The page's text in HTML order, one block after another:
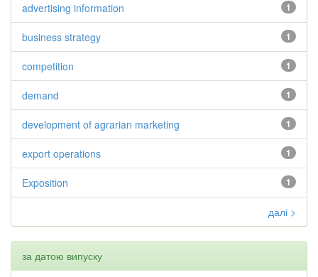
1
advertising information
1
business strategy
1
competition
1
demand
1
development of agrarian marketing
1
export operations
1
Exposition
далі >
за датою випуску